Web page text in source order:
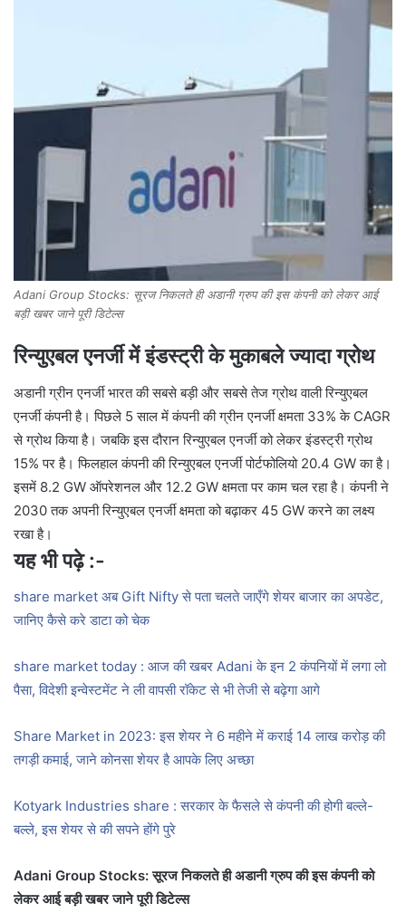
Adani Group Stocks: सूरज निकलते ही अडानी ग्रुप की इस कंपनी को लेकर आई
बड़ी खबर जाने पूरी डिटेल्स
रिन्युएबल एनर्जी में इंडस्ट्री के मुकाबले ज्यादा ग्रोथ
अडानी ग्रीन एनर्जी भारत की सबसे बड़ी और सबसे तेज ग्रोथ वाली रिन्युएबल
एनर्जी कंपनी है। पिछले 5 साल में कंपनी की ग्रीन एनर्जी क्षमता 33% के CAGR
से ग्रोथ किया है। जबकि इस दौरान रिन्युएबल एनर्जी को लेकर इंडस्ट्री ग्रोथ
15% पर है। फिलहाल कंपनी की रिन्युएबल एनर्जी पोर्टफोलियो 20.4 GW का है।
इसमें 8.2 GW ऑपरेशनल और 12.2 GW क्षमता पर काम चल रहा है। कंपनी ने
2030 तक अपनी रिन्युएबल एनर्जी क्षमता को बढ़ाकर 45 GW करने का लक्ष्य
रखा है।
यह भी पढ़े :-
share market अब Gift Nifty से पता चलते जाएँगे शेयर बाजार का अपडेट,
जानिए कैसे करे डाटा को चेक
share market today : आज की खबर Adani के इन 2 कंपनियों में लगा लो
पैसा, विदेशी इन्वेस्टमेंट ने ली वापसी रॉकेट से भी तेजी से बढ़ेगा आगे
Share Market in 2023: इस शेयर ने 6 महीने में कराई 14 लाख करोड़ की
तगड़ी कमाई, जाने कोनसा शेयर है आपके लिए अच्छा
Kotyark Industries share : सरकार के फैसले से कंपनी की होगी बल्ले-
बल्ले, इस शेयर से की सपने होंगे पुरे
Adani Group Stocks: सूरज निकलते ही अडानी ग्रुप की इस कंपनी को
लेकर आई बड़ी खबर जाने पूरी डिटेल्स